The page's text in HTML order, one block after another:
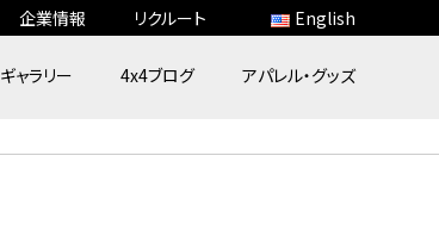
ギャラリー 4x4ブログ アパレル・グッズ
企業情報 リクルート English